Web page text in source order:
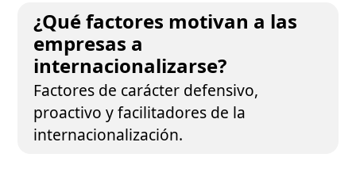
¿Qué factores motivan a las
empresas a
internacionalizarse?
Factores de carácter defensivo,
proactivo y facilitadores de la
internacionalización.